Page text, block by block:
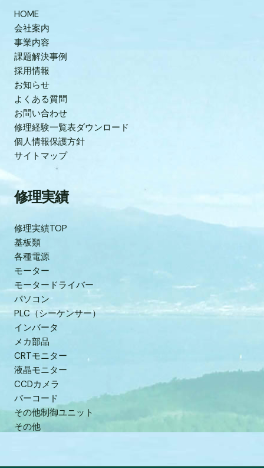
HOME
会社案内
事業内容
課題解決事例
採用情報
お知らせ
よくある質問
お問い合わせ
修理経験一覧表ダウンロード
個人情報保護方針
サイトマップ
修理実績
修理実績TOP
基板類
各種電源
モーター
モータードライバー
パソコン
PLC（シーケンサー）
インバータ
メカ部品
CRTモニター
液晶モニター
CCDカメラ
バーコード
その他制御ユニット
その他